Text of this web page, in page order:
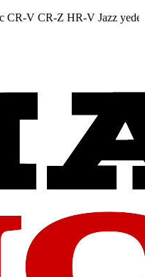
CR-Z HR-V Jazz yedek